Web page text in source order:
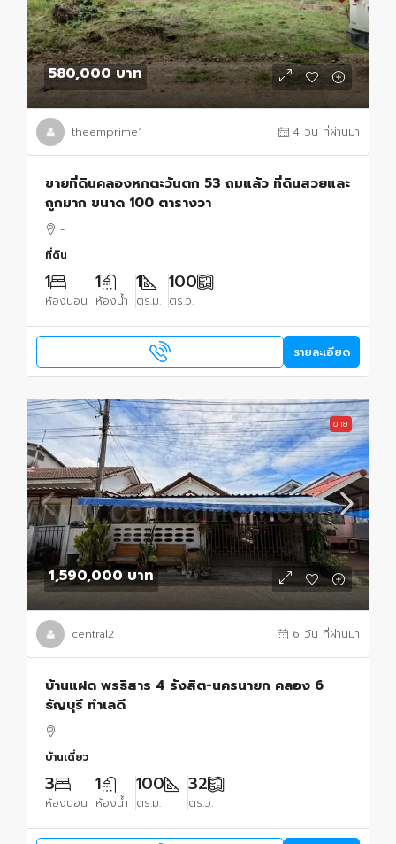
580,000 บาท
theemprime1 4 วัน ที่ผ่านมา
ขายที่ดินคลองหกตะวันตก 53 ถมแล้ว ที่ดินสวยและ
ถูกมาก ขนาด 100 ตารางวา
-
ที่ดิน
1
ห้องนอน
1
ห้องน้ำ
1
ตร.ม.
100
ตร.ว.
รายละเอียด
ขาย
1,590,000 บาท
central2 6 วัน ที่ผ่านมา
บ้านแฝด พรธิสาร 4 รังสิต-นครนายก คลอง 6
ธัญบุรี ทำเลดี
-
บ้านเดี่ยว
3
ห้องนอน
1
ห้องน้ำ
100
ตร.ม.
32
ตร.ว.